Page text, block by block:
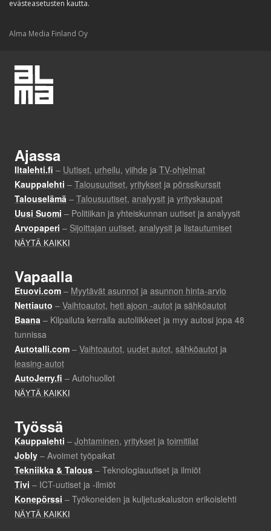
evästeasetusten kautta.
Alma Media Finland Oy